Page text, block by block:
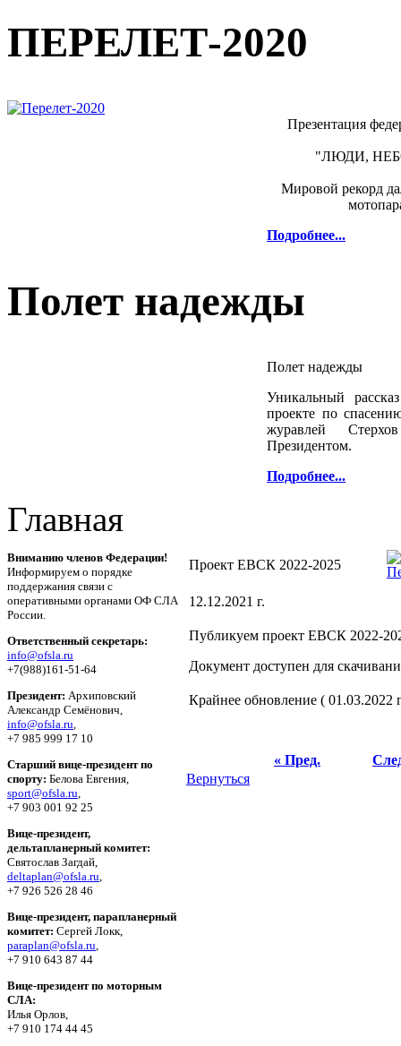
ПЕРЕЛЕТ-2020
Презентация
"ЛЮДИ,
Мировой рекорд
Подробнее...
Полет надежды
Полет надежды
Уникальный
проекте по
журавлей
Президентом.
Подробнее...
Главная
Вниманию членов Федерации!
Информируем о порядке
поддержания связи c
оперативными органами ОФ СЛА
России.
Ответственный секретарь:
info@ofsla.ru
+7(988)161-51-64
Президент: Архиповский
Александр Семёнович,
info@ofsla.ru
+7 985 999 17 10
Старший вице-президент по
спорту: Белова Евгения,
sport@ofsla.ru
+7 903 001 92 25
Вице-президент,
дельтапланерный комитет:
Святослав Загдай,
deltaplan@ofsla.ru
+7 926 526 28 46
Вице-президент, парапланерный
комитет: Сергей Локк,
paraplan@ofsla.ru
+7 910 643 87 44
Вице-президент по моторным
СЛА:
Илья Орлов,
+7 910 174 44 45
Проект ЕВСК 2022-2025
12.12.2021 г.
Публикуем проект ЕВСК 2022-
Документ доступен для
Крайнее обновление ( 01.03.2022
« Пред.
Вернуться